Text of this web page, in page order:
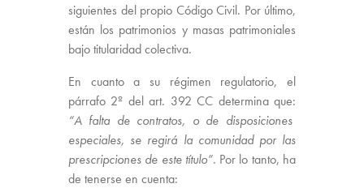
siguientes del propio Código Civil. Por último,
están los patrimonios y masas patrimoniales
bajo titularidad colectiva.
En cuanto a su régimen regulatorio, el
párrafo 2º del art. 392 CC determina que:
“A falta de contratos, o de disposiciones
especiales, se regirá la comunidad por las
prescripciones de este título”. Por lo tanto, ha
de tenerse en cuenta: